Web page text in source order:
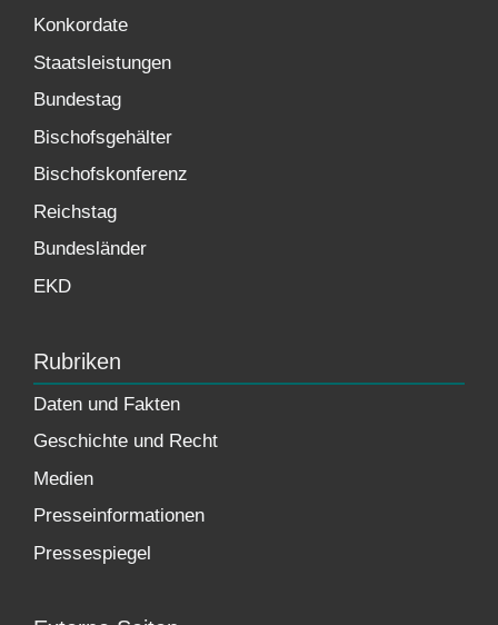
Konkordate
Staatsleistungen
Bundestag
Bischofsgehälter
Bischofskonferenz
Reichstag
Bundesländer
EKD
Rubriken
Daten und Fakten
Geschichte und Recht
Medien
Presseinformationen
Pressespiegel